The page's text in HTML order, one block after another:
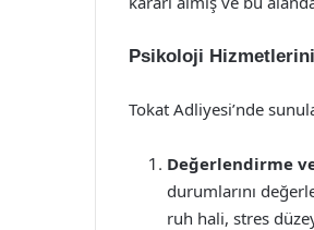
Psikoloji
Tokat Adliyesi’nde
Değerlendirme
durumlarını
ruh hali, stres